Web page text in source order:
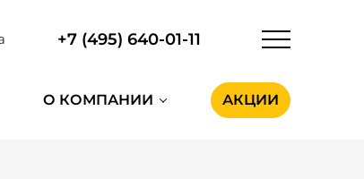
+7 (495) 640-01-11
О КОМПАНИИ АКЦИИ